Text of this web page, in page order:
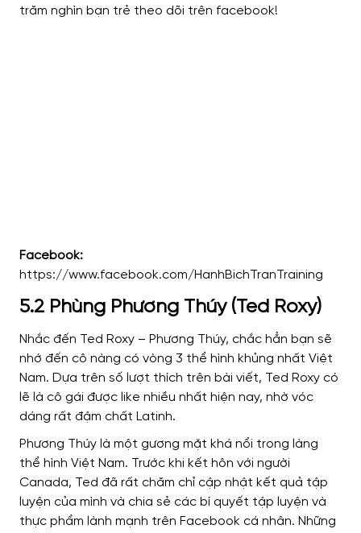
trăm nghìn bạn trẻ theo dõi trên facebook!
Facebook:
https://www.facebook.com/HanhBichTranTraining
5.2 Phùng Phương Thúy (Ted Roxy)
Nhắc đến Ted Roxy – Phương Thúy, chắc hẳn bạn sẽ
nhớ đến cô nàng có vòng 3 thể hình khủng nhất Việt
Nam. Dựa trên số lượt thích trên bài viết, Ted Roxy có
lẽ là cô gái được like nhiều nhất hiện nay, nhờ vóc
dáng rất đậm chất Latinh.
Phương Thúy là một gương mặt khá nổi trong làng
thể hình Việt Nam. Trước khi kết hôn với người
Canada, Ted đã rất chăm chỉ cập nhật kết quả tập
luyện của mình và chia sẻ các bí quyết tập luyện và
thực phẩm lành mạnh trên Facebook cá nhân. Những